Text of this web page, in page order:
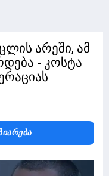
არეში, ამ
- კოსტა